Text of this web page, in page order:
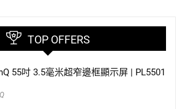
TOP OFFERS
55吋 3.5毫米超窄邊框顯示屏 | PL5501